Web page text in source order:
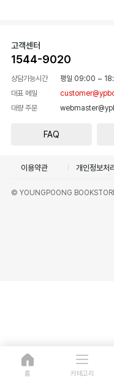
고객센터
1544-9020
상담가능시간 평일 09:00 ~
대표 메일
대량 주문
FAQ
이용약관 개인정보처
© YOUNGPOONG
홈 카테고리